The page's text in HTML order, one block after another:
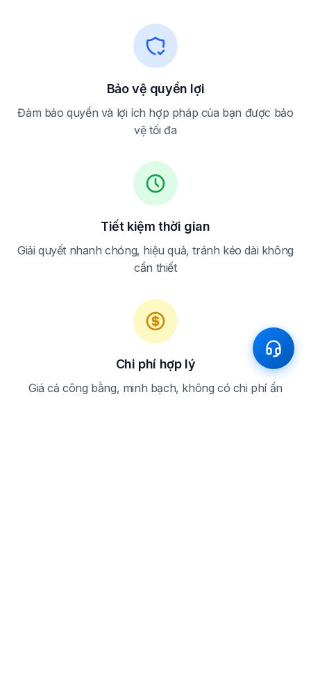
Bảo vệ quyền lợi
Đảm bảo quyền và lợi ích hợp pháp của bạn được bảo
vệ tối đa
Tiết kiệm thời gian
Giải quyết nhanh chóng, hiệu quả, tránh kéo dài không
cần thiết
Chi phí hợp lý
Giá cả công bằng, minh bạch, không có chi phí ẩn